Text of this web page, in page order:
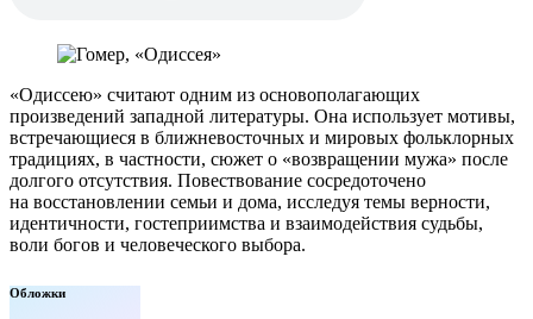
«Одиссею» считают одним из основополагающих
произведений западной литературы. Она использует мотивы,
встречающиеся в ближневосточных и мировых фольклорных
традициях, в частности, сюжет о «возвращении мужа» после
долгого отсутствия. Повествование сосредоточено
на восстановлении семьи и дома, исследуя темы верности,
идентичности, гостеприимства и взаимодействия судьбы,
воли богов и человеческого выбора.
Обложки